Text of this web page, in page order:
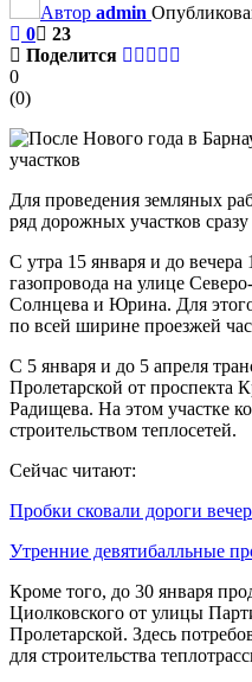
Автор admin
0
23
Поделится
0
(0)
Для проведения земляных
ряд дорожных участков
С утра 15 января и до вечера
газопровода на улице
Солнцева и Юрина. Для
по всей ширине проезжей
С 5 января и до 5 апреля
Пролетарской от проспекта
Радищева. На этом участке
строительством теплосетей.
Сейчас читают:
Пробки сковали дороги
Утренние девятибалльные
Кроме того, до 30 января
Циолковского от улицы
Пролетарской. Здесь
для строительства